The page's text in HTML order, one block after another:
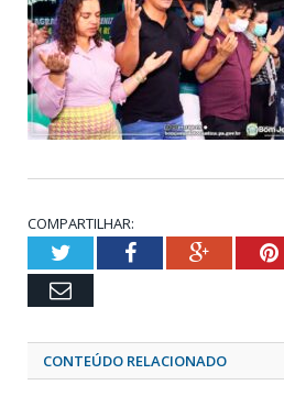
COMPARTILHAR:
TwitterFacebookGoogle+
Email
CONTEÚDO RELACIONADO